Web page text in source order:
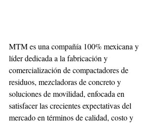
MTM es una compañía 100% mexicana y
líder dedicada a la fabricación y
comercialización de compactadores de
residuos, mezcladoras de concreto y
soluciones de movilidad, enfocada en
satisfacer las crecientes expectativas del
mercado en términos de calidad, costo y